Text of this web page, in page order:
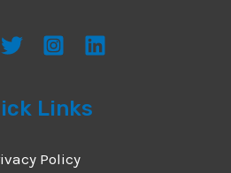
Links
Policy